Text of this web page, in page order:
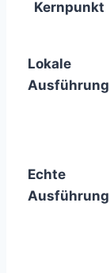
Kernpunkt
Lokale
Ausführung
Echte
Ausführung